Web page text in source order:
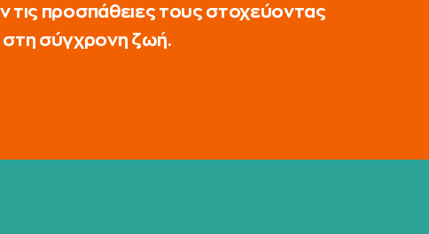
τις προσπάθειες τους στοχεύοντας
στη σύγχρονη ζωή.